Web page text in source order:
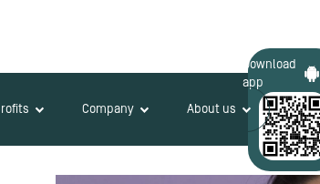
Company About us Login
Download
app